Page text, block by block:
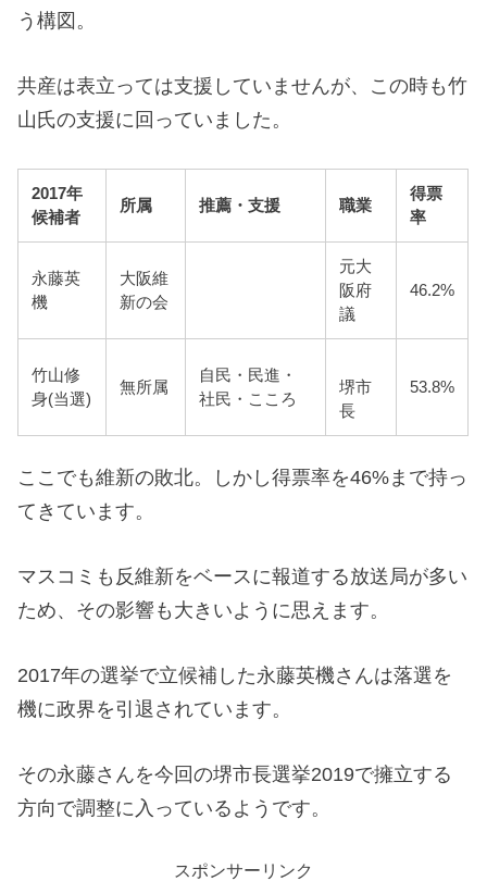
う構図。
共産は表立っては支援していませんが、この時も竹
山氏の支援に回っていました。
2017年
候補者
所属 推薦・支援 職業
得票
率
永藤英
機
大阪維
新の会
元大
阪府
議
46.2%
竹山修
身(当選)
無所属
自民・民進・
社民・こころ
堺市
長
53.8%
ここでも維新の敗北。しかし得票率を46%まで持っ
てきています。
マスコミも反維新をベースに報道する放送局が多い
ため、その影響も大きいように思えます。
2017年の選挙で立候補した永藤英機さんは落選を
機に政界を引退されています。
その永藤さんを今回の堺市長選挙2019で擁立する
方向で調整に入っているようです。
スポンサーリンク